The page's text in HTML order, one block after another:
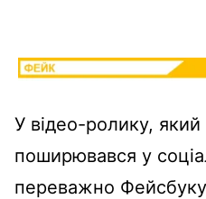
У відео-ролику, який
поширювався у
переважно